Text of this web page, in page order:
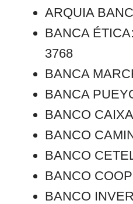
ARQUIA
BANCA
3768
BANCA
BANCA
BANCO
BANCO
BANCO
BANCO
BANCO